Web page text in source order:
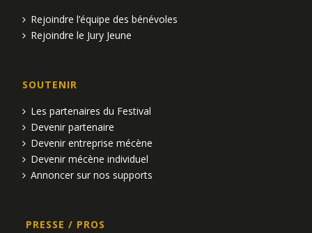
Rejoindre l’équipe des bénévoles
Rejoindre le Jury Jeune
SOUTENIR
Les partenaires du Festival
Devenir partenaire
Devenir entreprise mécène
Devenir mécène individuel
Annoncer sur nos supports
PRESSE / PROS